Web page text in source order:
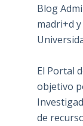
Blog
madri+d
El Portal
objetivo
de